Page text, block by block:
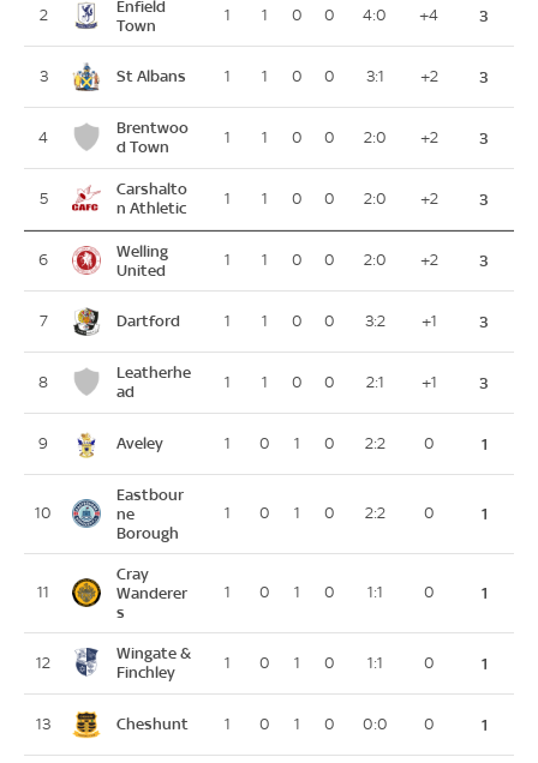
2
Enfield
Town
1 1 0 0 4:0 +4 3
3 St Albans 1 1 0 0 3:1 +2 3
4
Brentwoo
d Town
1 1 0 0 2:0 +2 3
5
Carshalto
n Athletic
1 1 0 0 2:0 +2 3
6
Welling
United
1 1 0 0 2:0 +2 3
7 Dartford 1 1 0 0 3:2 +1 3
8
Leatherhe
ad
1 1 0 0 2:1 +1 3
9 Aveley 1 0 1 0 2:2 0 1
10
Eastbour
ne
Borough
1 0 1 0 2:2 0 1
11
Cray
Wanderer
s
1 0 1 0 1:1 0 1
12
Wingate &
Finchley
1 0 1 0 1:1 0 1
13 Cheshunt 1 0 1 0 0:0 0 1